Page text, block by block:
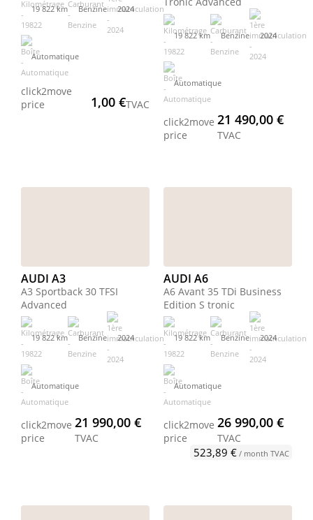
19 822 km Benzine 2024
Automatique
click2move
price
1,00 €TVAC
19 822 km Benzine 2024
Automatique
click2move
price
21 490,00 €
TVAC
AUDI A3
A3 Sportback 30 TFSI
Advanced
19 822 km Benzine 2024
Automatique
click2move
price
21 990,00 €
TVAC
AUDI A6
A6 Avant 35 TDi Business
Edition S tronic
19 822 km Benzine 2024
Automatique
click2move
price
26 990,00 €
TVAC
523,89 €/ month TVAC